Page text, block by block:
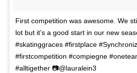
First competition was awesome. We
lot but it’s a good start in our new
#skatinggraces #firstplace
#firstcompetition #compiegne
#alltigether 📷@lauralein3